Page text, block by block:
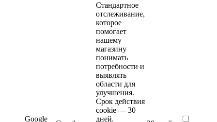
Google
Стандартное
отслеживание,
которое
помогает
нашему
магазину
понимать
потребности и
выявлять
области для
улучшения.
Срок действия
cookie — 30
дней.